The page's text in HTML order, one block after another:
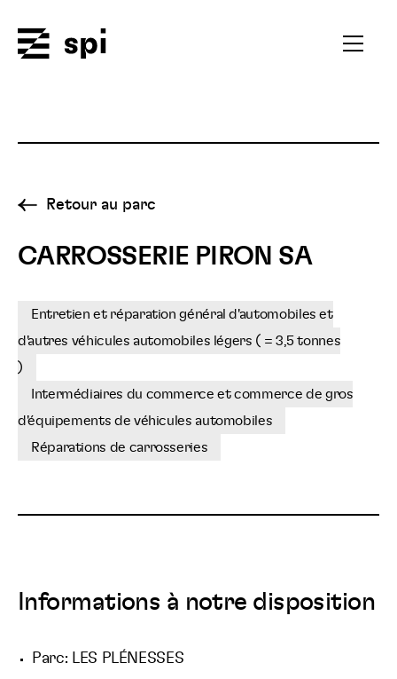
Ouvrir
Retour au parc
CARROSSERIE PIRON SA
Entretien et réparation général d'automobiles et
d'autres véhicules automobiles légers ( = 3,5 tonnes
)
Intermédiaires du commerce et commerce de gros
d'équipements de véhicules automobiles
Réparations de carrosseries
Informations à notre disposition
Parc: LES PLÉNESSES